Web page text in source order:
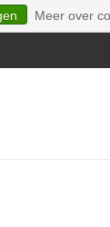
Meer over